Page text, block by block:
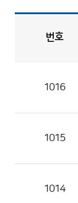
번호
1016
1015
1014